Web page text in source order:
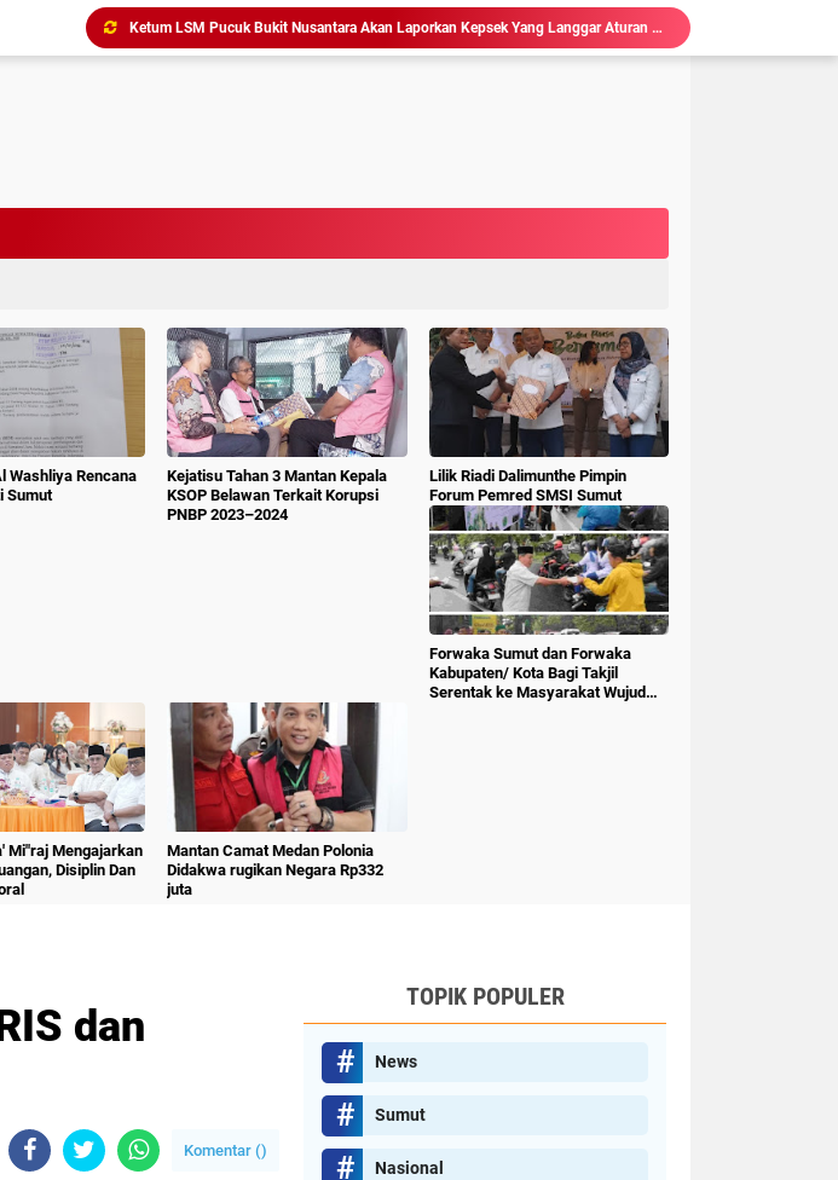
Triliunan Bantuan Revitalisasi Sekolah, Rawan Korupsi
Menindak Lanjuti Arahan Gubsu,Tim Terpadu Tindak Tegas PETI di Madina
Sidang Korupsi Waterfront City Samosir: Eks PPK Akui Hanya Lanjutkan Pekerjaan, KPA Beberkan Pengawasan Proyek
Washliya Rencana
Sumut
Kejatisu Tahan 3 Mantan Kepala
KSOP Belawan Terkait Korupsi
PNBP 2023–2024
Lilik Riadi Dalimunthe Pimpin
Forum Pemred SMSI Sumut
Forwaka Sumut dan Forwaka
Kabupaten/ Kota Bagi Takjil
Serentak ke Masyarakat Wujud
Mi"raj Mengajarkan
Disiplin Dan
Mantan Camat Medan Polonia
Didakwa rugikan Negara Rp332
juta
dan
Komentar ()
TOPIK POPULER
News
Sumut
Nasional